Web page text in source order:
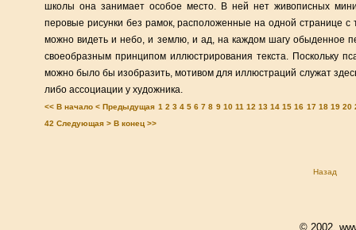
школы она занимает особое место. В ней нет живописных
перовые рисунки без рамок, расположенные на одной странице
можно видеть и небо, и землю, и ад, на каждом шагу обыденное
своеобразным принципом иллюстрирования текста. Поскольку
можно было бы изобразить, мотивом для иллюстраций служат
либо ассоциации у художника.
<< В начало < Предыдущая 1 2 3 4 5 6 7 8 9 10 11 12 13 14 15 16 17 18 19 20
42 Следующая > В конец >>
Назад
© 2002,